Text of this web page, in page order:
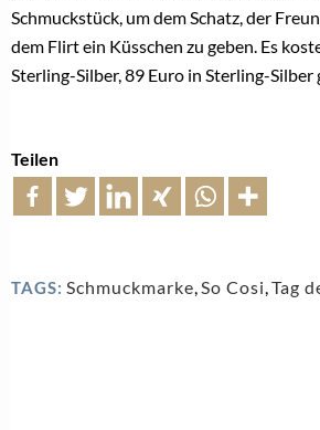
Schmuckstück, um dem Schatz, der
dem Flirt ein Küsschen zu geben. Es
Sterling-Silber, 89 Euro in Sterling-
Teilen
TAGS: Schmuckmarke,So Cosi,Tag